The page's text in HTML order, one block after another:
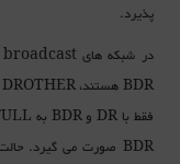
پذیرد.